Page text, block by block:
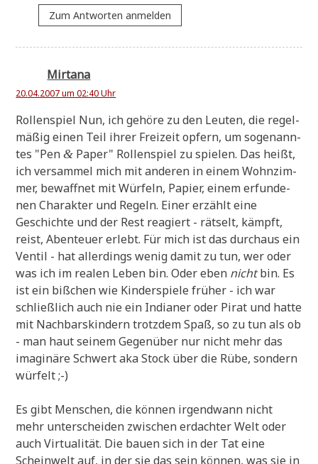
Zum Antworten anmelden
Mirtana
20.04.2007 um 02:40 Uhr
Rol­len­spiel Nun, ich gehö­re zu den Leu­ten, die regel­
mä­ßig einen Teil ihrer Frei­zeit opfern, um soge­nann­
tes "Pen& Paper" Rol­len­spiel zu spie­len. Das heißt,
ich ver­sam­mel mich mit ande­ren in einem Wohn­zim­
mer, bewaff­net mit Wür­feln, Papier, einem erfun­de­
nen Cha­rak­ter und Regeln. Einer erzählt eine
Geschich­te und der Rest reagiert - rät­selt, kämpft,
reist, Aben­teu­er erlebt. Für mich ist das durch­aus ein
Ven­til - hat aller­dings wenig damit zu tun, wer oder
was ich im rea­len Leben bin. Oder eben nichtbin. Es
ist ein biß­chen wie Kin­der­spie­le frü­her - ich war
schließ­lich auch nie ein India­ner oder Pirat und hat­te
mit Nach­bars­kin­dern trotz­dem Spaß, so zu tun als ob
- man haut sei­nem Gegen­über nur nicht mehr das
ima­gi­nä­re Schwert aka Stock über die Rübe, son­dern
würfelt ;-)
Es gibt Men­schen, die kön­nen irgend­wann nicht
mehr unter­schei­den zwi­schen erdach­ter Welt oder
auch Vir­tua­li­tät. Die bau­en sich in der Tat eine
Schein­welt auf, in der sie das sein kön­nen, was sie in